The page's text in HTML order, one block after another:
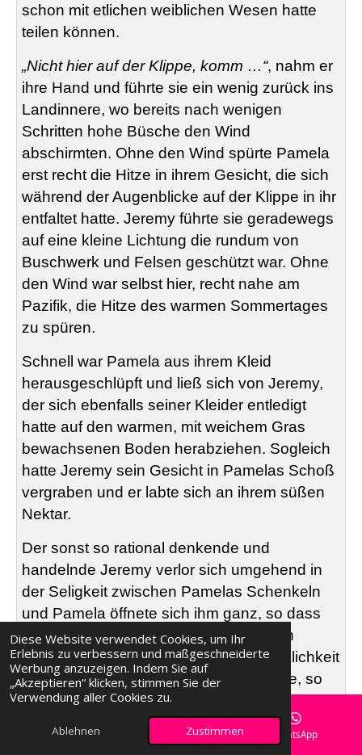
Diese Website verwendet Cookies, um Ihr
Erlebnis zu verbessern und maßgeschneiderte
Werbung anzuzeigen. Indem Sie auf
„Akzeptieren“ klicken, stimmen Sie der
Verwendung aller Cookies zu.
Ablehnen Zustimmen
schon mit etlichen weiblichen Wesen hatte
teilen können.
„Nicht hier auf der Klippe, komm …“, nahm er
ihre Hand und führte sie ein wenig zurück ins
Landinnere, wo bereits nach wenigen
Schritten hohe Büsche den Wind
abschirmten. Ohne den Wind spürte Pamela
erst recht die Hitze in ihrem Gesicht, die sich
während der Augenblicke auf der Klippe in ihr
entfaltet hatte. Jeremy führte sie geradewegs
auf eine kleine Lichtung die rundum von
Buschwerk und Felsen geschützt war. Ohne
den Wind war selbst hier, recht nahe am
Pazifik, die Hitze des warmen Sommertages
zu spüren.
Schnell war Pamela aus ihrem Kleid
herausgeschlüpft und ließ sich von Jeremy,
der sich ebenfalls seiner Kleider entledigt
hatte auf den warmen, mit weichem Gras
bewachsenen Boden herabziehen. Sogleich
hatte Jeremy sein Gesicht in Pamelas Schoß
vergraben und er labte sich an ihrem süßen
Nektar.
Der sonst so rational denkende und
handelnde Jeremy verlor sich umgehend in
der Seligkeit zwischen Pamelas Schenkeln
und Pamela öffnete sich ihm ganz, so dass
seine flinke Zunge ihre Wirkung in allen
Winkeln und Ecken von Pamelas Weiblichkeit
entfalten konnte. Es dauerte nicht lange, so
hatte er Pamela bereits einen ersten
Höhepunkt verschafft. Einen kurzen Moment
nur hielt sie inne und genoss den ersten
E-Mail Facebook WhatsApp